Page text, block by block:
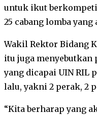
untuk ikut
25 cabang lomba yang
Wakil Rektor Bidang
itu juga menyebutkan
yang dicapai UIN RIL
lalu, yakni 2 perak, 2
“Kita berharap yang